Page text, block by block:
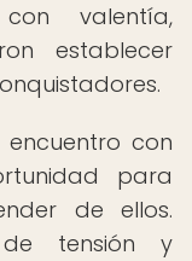
valentía,
establecer
con
para
de ellos.
de tensión y